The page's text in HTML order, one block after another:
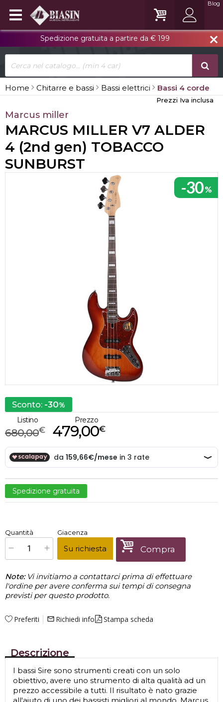
close
Spedizione gratuita a partire da € 199
Blog
Home Chitarre e bassi Bassi elettrici Bassi 4 corde
Prezzi Iva inclusa
Marcus miller
MARCUS MILLER V7 ALDER
4 (2nd gen) TOBACCO
SUNBURST
-30%
Sconto: -30%
Listino
€
680,00
Prezzo
€
479,00
Spedizione gratuita
x1 Prezzo finale:€479,00
Quantità Giacenza
Su richiesta Compra
Note: Vi invitiamo a contattarci prima di effettuare
l'ordine per avere conferma sui tempi di consegna
previsti per questo prodotto.
Preferiti mail_outline Richiedi info Stampa scheda
Descrizione
I bassi Sire sono strumenti creati con un solo
obiettivo, avere uno strumento di alta qualità ad un
prezzo accessibile a tutti. Il risultato è nato grazie